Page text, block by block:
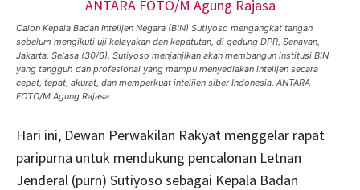
Calon Kepala Badan Intelijen Negara (BIN) Sutiyoso mengangkat tangan
sebelum mengikuti uji kelayakan dan kepatutan, di gedung DPR, Senayan,
Jakarta, Selasa (30/6). Sutiyoso menjanjikan akan membangun institusi BIN
yang tangguh dan profesional yang mampu menyediakan intelijen secara
cepat, tepat, akurat, dan memperkuat intelijen siber Indonesia. ANTARA
FOTO/M Agung Rajasa
Hari ini, Dewan Perwakilan Rakyat menggelar rapat
paripurna untuk mendukung pencalonan Letnan
Jenderal (purn) Sutiyoso sebagai Kepala Badan